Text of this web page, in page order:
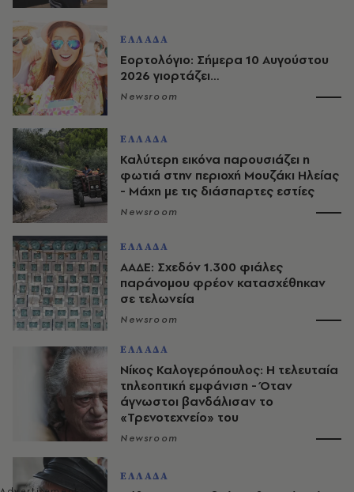
ΕΛΛΑΔΑ
Εορτολόγιο: Σήμερα 10 Αυγούστου
2026 γιορτάζει…
Newsroom
ΕΛΛΑΔΑ
Καλύτερη εικόνα παρουσιάζει η
φωτιά στην περιοχή Μουζάκι Ηλείας
- Μάχη με τις διάσπαρτες εστίες
Newsroom
ΕΛΛΑΔΑ
ΑΑΔΕ: Σχεδόν 1.300 φιάλες
παράνομου φρέον κατασχέθηκαν
σε τελωνεία
Newsroom
ΕΛΛΑΔΑ
Νίκος Καλογερόπουλος: Η τελευταία
τηλεοπτική εμφάνιση - Όταν
άγνωστοι βανδάλισαν το
«Τρενοτεχνείο» του
Newsroom
ΕΛΛΑΔΑ